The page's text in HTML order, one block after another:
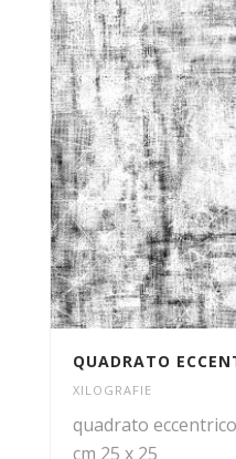
QUADRATO
XILOGRAFIE
quadrato
cm 25 x 25